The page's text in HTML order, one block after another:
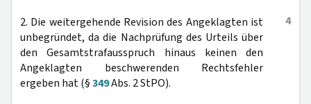
4
2. Die weitergehende Revision des Angeklagten ist
unbegründet, da die Nachprüfung des Urteils über
den Gesamtstrafausspruch hinaus keinen den
Angeklagten beschwerenden Rechtsfehler
ergeben hat (§349Abs. 2 StPO).